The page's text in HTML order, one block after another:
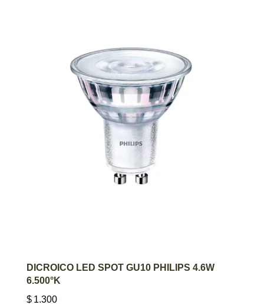
AGREGAR AL CARRITO
DICROICO LED SPOT GU10 PHILIPS 4.6W
6.500°K
$ 1.300